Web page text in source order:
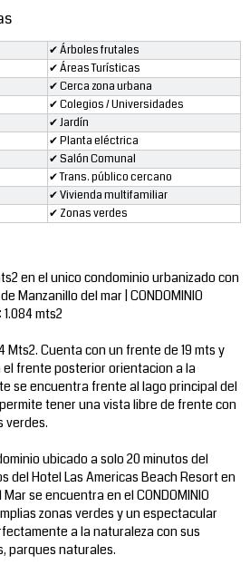
✔ Árboles frutales
✔ Áreas Turísticas
✔ Cerca zona urbana
✔ Colegios / Universidades
✔ Jardín
✔ Planta eléctrica
✔ Salón Comunal
✔ Trans. público cercano
✔ Vivienda multifamiliar
✔ Zonas verdes
en el unico condominio urbanizado con
Manzanillo del mar | CONDOMINIO
1.084 mts2
Mts2. Cuenta con un frente de 19 mts y
el frente posterior orientacion a la
se encuentra frente al lago principal del
tener una vista libre de frente con
verdes.
ubicado a solo 20 minutos del
del Hotel Las Americas Beach Resort en
se encuentra en el CONDOMINIO
zonas verdes y un espectacular
a la naturaleza con sus
parques naturales.